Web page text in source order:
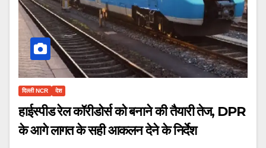
दिल्ली NCR देश
हाईस्पीड रेल कॉरीडोर्स को बनाने की तैयारी तेज, DPR
के आगे लागत के सही आकलन देने के निर्देश